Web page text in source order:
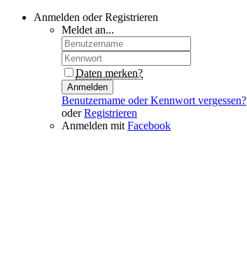
Anmelden oder Registrieren
Meldet an...
Daten merken?
Anmelden
Benutzername oder Kennwort vergessen?
oderRegistrieren
Anmelden mit Facebook